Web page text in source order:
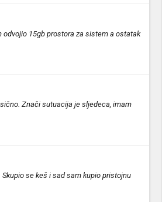
15gb prostora za sistem a ostatak
Znači sutuacija je sljedeca, imam
se keš i sad sam kupio pristojnu